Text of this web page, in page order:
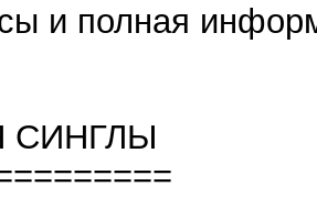
и полная
СИНГЛЫ